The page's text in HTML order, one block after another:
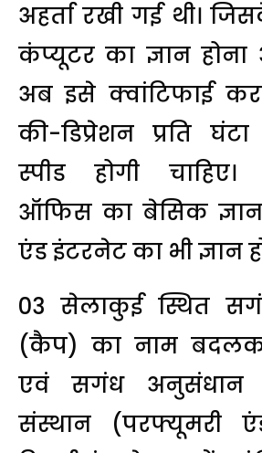
अहर्ता रखी गई थी।
कंप्यूटर का ज्ञान
अब इसे क्वांटिफाई
की-डिप्रेशन प्रति
स्पीड होगी चाहिए।
ऑफिस का बेसिक
एंड इंटरनेट का भी ज्ञान
03 सेलाकुई स्थित
(कैप) का नाम
एवं सगंध अनुसंधान
संस्थान (परफ्यूमरी